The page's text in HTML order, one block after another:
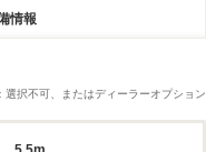
情報
不可、またはディーラーオプション